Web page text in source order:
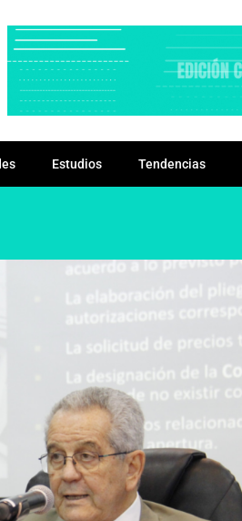
Estudios Tendencias